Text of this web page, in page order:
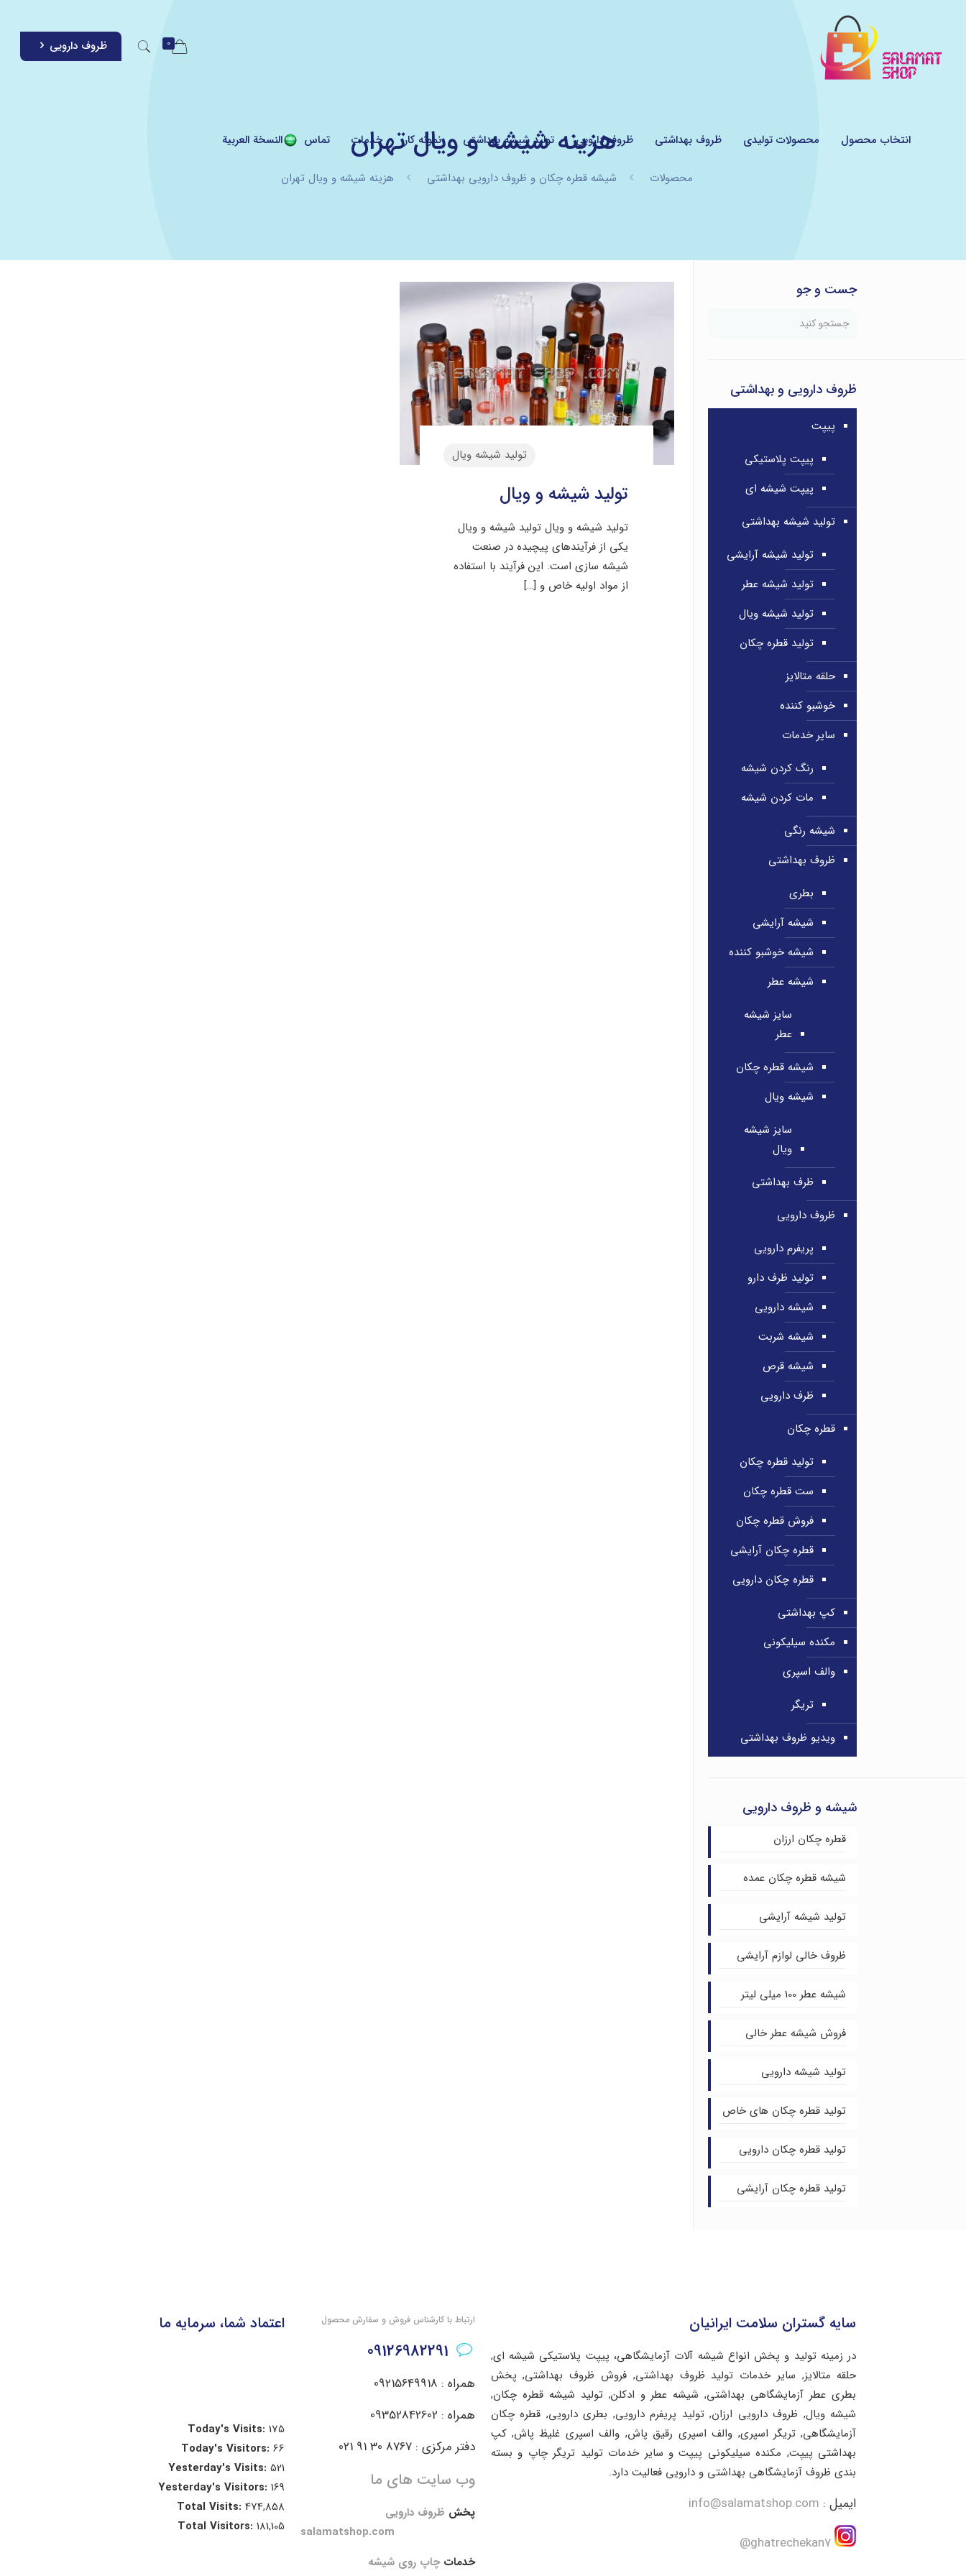
انتخاب محصول محصولات تولیدی ظروف بهداشتی ظروف دارویی تولید شیشه بهداشتی نمونه کار خدمات تماس النسخة العربية
0 ظروف دارویی
هزینه شیشه و ویال تهران
محصولات شیشه قطره چکان و ظروف دارویی بهداشتی هزینه شیشه و ویال تهران
تولید شیشه ویال
تولید شیشه و ویال
تولید شیشه و ویال تولید شیشه و ویال
یکی از فرآیندهای پیچیده در صنعت
شیشه‌ سازی است. این فرآیند با استفاده
از مواد اولیه خاص و […]
جست و جو
ظروف دارویی و بهداشتی
پیپت
پیپت پلاستیکی
پیپت شیشه ای
تولید شیشه بهداشتی
تولید شیشه آرایشی
تولید شیشه عطر
تولید شیشه ویال
تولید قطره چکان
حلقه متالایز
خوشبو کننده
سایر خدمات
رنگ کردن شیشه
مات کردن شیشه
شیشه رنگی
ظروف بهداشتی
بطری
شیشه آرایشی
شیشه خوشبو کننده
شیشه عطر
سایز شیشه
عطر
شیشه قطره چکان
شیشه ویال
سایز شیشه
ویال
ظرف بهداشتی
ظروف دارویی
پریفرم دارویی
تولید ظرف دارو
شیشه دارویی
شیشه شربت
شیشه قرص
ظرف دارویی
قطره چکان
تولید قطره چکان
ست قطره چکان
فروش قطره چکان
قطره چکان آرایشی
قطره چکان دارویی
کپ بهداشتی
مکنده سیلیکونی
والف اسپری
تریگر
ویدیو ظروف بهداشتی
شیشه و ظروف دارویی
قطره چکان ارزان
شیشه قطره چکان عمده
تولید شیشه آرایشی
ظروف خالی لوازم آرایشی
شیشه عطر 100 میلی لیتر
فروش شیشه عطر خالی
تولید شیشه دارویی
تولید قطره چکان های خاص
تولید قطره چکان دارویی
تولید قطره چکان آرایشی
سایه گستران سلامت ایرانیان
در زمینه تولید و پخش انواع شیشه آلات آزمایشگاهی، پیپت پلاستیکی شیشه ای,
حلقه متالایز, سایر خدمات تولید ظروف بهداشتی, فروش ظروف بهداشتی, پخش
بطری عطر آزمایشگاهی بهداشتی, شیشه عطر و ادکلن, تولید شیشه قطره چکان,
شیشه ویال, ظروف دارویی ارزان, تولید پریفرم دارویی, بطری دارویی, قطره چکان
آزمایشگاهی, تریگر اسپری, والف اسپری رقیق پاش, والف اسپری غلیظ پاش, کپ
بهداشتی پیپت, مکنده سیلیکونی پیپت و سایر خدمات تولید تریگر چاپ و بسته
بندی ظروف آزمایشگاهی بهداشتی و دارویی فعالیت دارد.
ایمیل : info@salamatshop.com
ghatrechekan7@
ارتباط با کارشناس فروش و سفارش محصول
همراه : 09215649918
همراه : 09352842602
دفتر مرکزی : 8767 30 91 021
وب سایت های ما
پخش ظروف دارویی
salamatshop.com
خدمات چاپ روی شیشه
اعتماد شما، سرمایه ما
Today's Visits:175
Today's Visitors:66
Yesterday's Visits:521
Yesterday's Visitors:169
Total Visits:474,858
Total Visitors:181,105